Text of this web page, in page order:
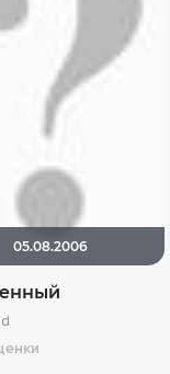
05.08.2006